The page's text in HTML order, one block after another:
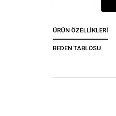
ÜRÜN ÖZELLIKLERI
BEDEN TABLOSU